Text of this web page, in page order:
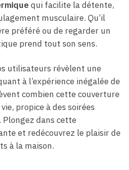
qui facilite la détente,
musculaire. Qu’il
préféré ou de regarder un
prend tout son sens.
utilisateurs révèlent une
à l’expérience inégalée de
combien cette couverture
propice à des soirées
Plongez dans cette
et redécouvrez le plaisir de
à la maison.